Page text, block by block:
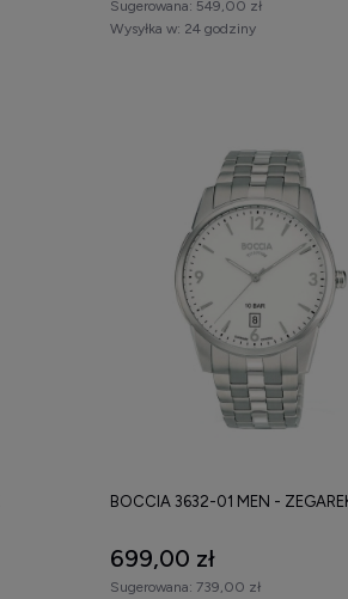
Wysyłka w: 24 godziny
Sugerowana: 549,00 zł
BOCCIA 3632-01 MEN -
699,00 zł
Sugerowana: 739,00 zł